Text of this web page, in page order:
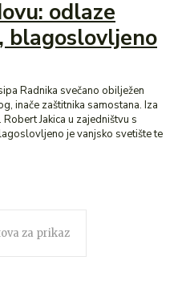
odlaze
blagoslovljeno
Radnika svečano obilježen
zaštitnika samostana. Iza
Jakica u zajedništvu s
je vanjsko svetište te
za prikaz